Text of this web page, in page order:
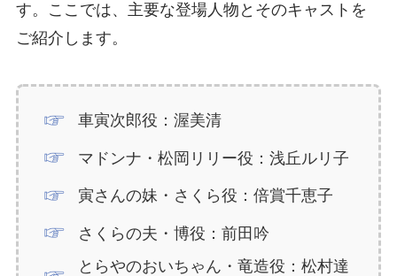
す。ここでは、主要な登場人物とそのキャストを
ご紹介します。
車寅次郎役：渥美清
マドンナ・松岡リリー役：浅丘ルリ子
寅さんの妹・さくら役：倍賞千恵子
さくらの夫・博役：前田吟
とらやのおいちゃん・竜造役：松村達